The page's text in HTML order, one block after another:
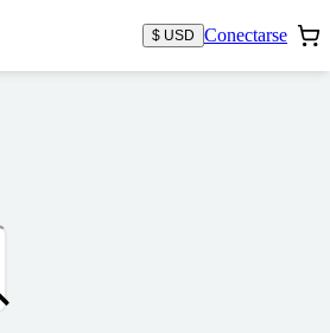
$ USD Conectarse